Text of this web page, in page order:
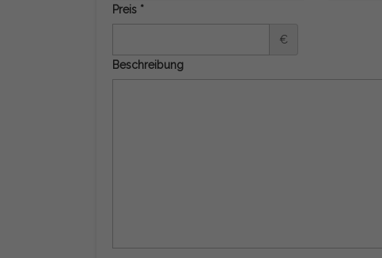
Preis *
€
Beschreibung